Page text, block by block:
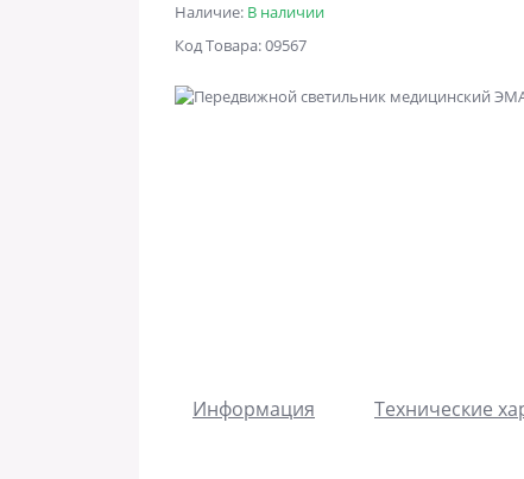
Наличие: В наличии
Код Товара: 09567
Информация Технические